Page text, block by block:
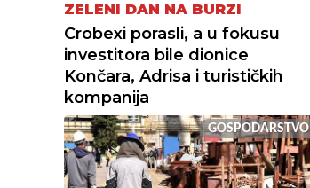
ZELENI DAN NA BURZI
Crobexi porasli, a u fokusu
investitora bile dionice
Končara, Adrisa i turističkih
kompanija
GOSPODARSTVO